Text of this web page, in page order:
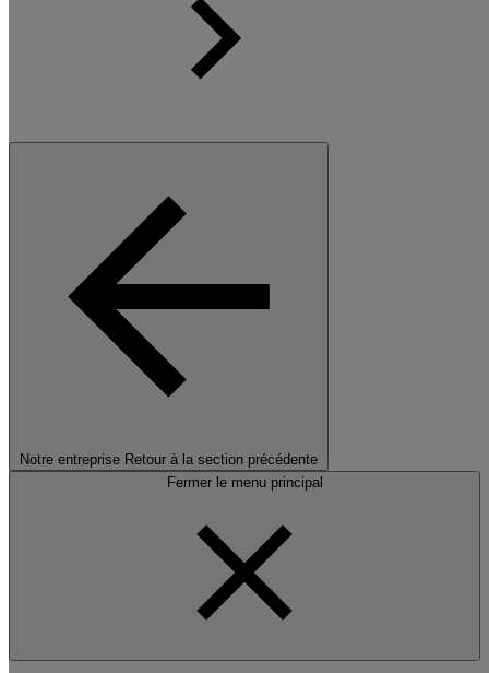
Notre entreprise Retour à la section précédente
Fermer le menu principal